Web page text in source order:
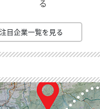
る
注目企業一覧を見る